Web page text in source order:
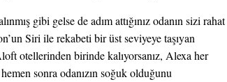
gibi gelse de adım attığınız odanın sizi rahat
Siri ile rekabeti bir üst seviyeye taşıyan
otellerinden birinde kalıyorsanız, Alexa her
sonra odanızın soğuk olduğunu